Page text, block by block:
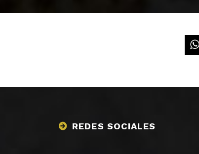
REDES SOCIALES